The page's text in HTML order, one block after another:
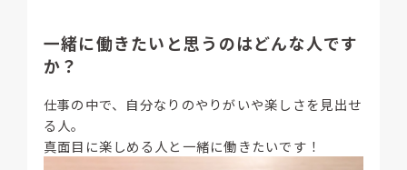
一緒に働きたいと思うのはどんな人です
か？
仕事の中で、自分なりのやりがいや楽しさを見出せ
る人。
真面目に楽しめる人と一緒に働きたいです！